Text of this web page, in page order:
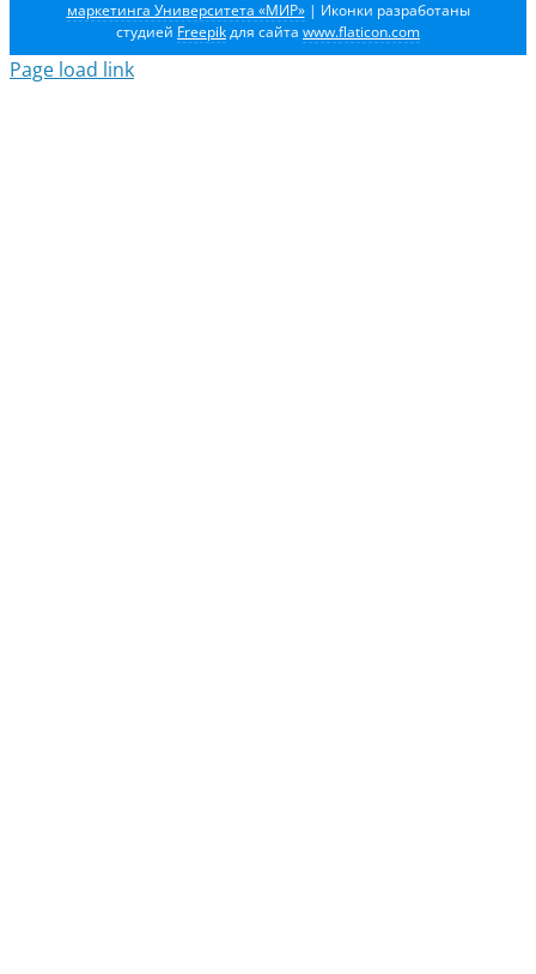
маркетинга Университета «МИР»| Иконки разработаны
студией Freepikдля сайта www.flaticon.com
Page load link